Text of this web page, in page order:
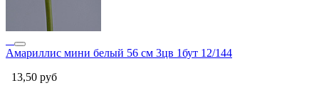
Амариллис мини белый 56 см 3цв 1бут 12/144
13,50 руб